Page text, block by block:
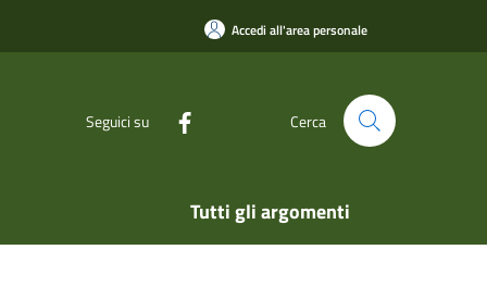
Accedi all'area personale
Seguici su Cerca
Tutti gli argomenti